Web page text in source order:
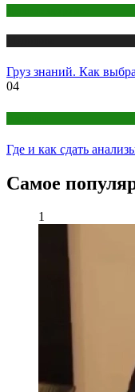
Груз знаний. Как
04
Где и как сдать
Самое
1